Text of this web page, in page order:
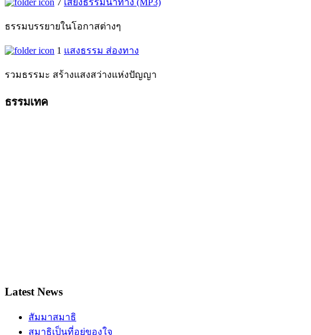
7 เสียงธรรมนำทาง (MP3)
ธรรมบรรยายในโอกาสต่างๆ
1 แสงธรรม ส่องทาง
รวมธรรมะ สร้างแสงสว่างแห่งปัญญา
ธรรมเทค
Latest News
สัมมาสมาธิ
สมาธิเป็นที่อยู่ของใจ